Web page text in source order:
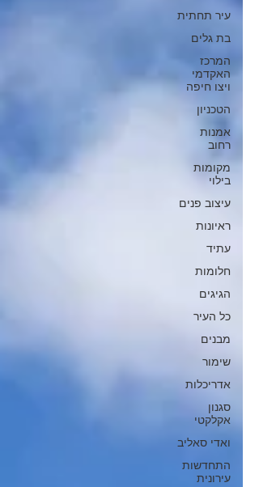
עיר תחתית
בת גלים
המרכז
האקדמי
ויצו חיפה
הטכניון
אמנות
רחוב
מקומות
בילוי
עיצוב פנים
ראיונות
עתיד
חלומות
הגיגים
כל העיר
מבנים
שימור
אדריכלות
סגנון
אקלקטי
ואדי סאליב
התחדשות
עירונית